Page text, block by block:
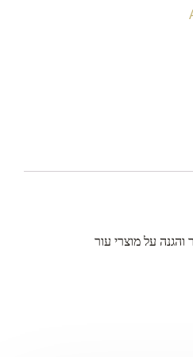
והגנה על מוצרי עור